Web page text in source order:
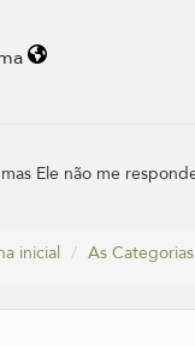
Ele não me
inicial As Categorias